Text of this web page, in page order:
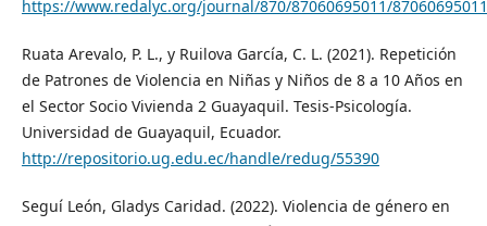
https://www.redalyc.org/journal/870/87060695011/
Ruata Arevalo, P. L., y Ruilova García, C. L. (2021). Repetición
de Patrones de Violencia en Niñas y Niños de 8 a 10 Años en
el Sector Socio Vivienda 2 Guayaquil. Tesis-Psicología.
Universidad de Guayaquil, Ecuador.
http://repositorio.ug.edu.ec/handle/redug/55390
Seguí León, Gladys Caridad. (2022). Violencia de género en